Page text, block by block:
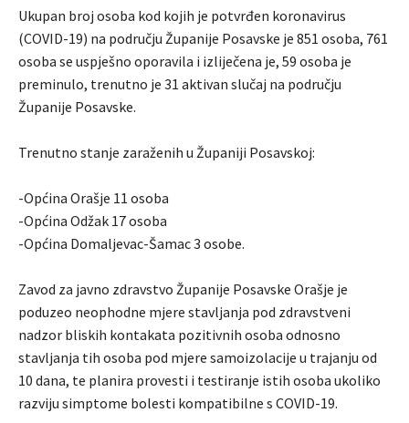
Ukupan broj osoba kod kojih je potvrđen koronavirus
(COVID-19) na području Županije Posavske je 851 osoba, 761
osoba se uspješno oporavila i izliječena je, 59 osoba je
preminulo, trenutno je 31 aktivan slučaj na području
Županije Posavske.
Trenutno stanje zaraženih u Županiji Posavskoj:
-Općina Orašje 11 osoba
-Općina Odžak 17 osoba
-Općina Domaljevac-Šamac 3 osobe.
Zavod za javno zdravstvo Županije Posavske Orašje je
poduzeo neophodne mjere stavljanja pod zdravstveni
nadzor bliskih kontakata pozitivnih osoba odnosno
stavljanja tih osoba pod mjere samoizolacije u trajanju od
10 dana, te planira provesti i testiranje istih osoba ukoliko
razviju simptome bolesti kompatibilne s COVID-19.